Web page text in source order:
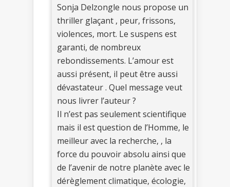
Sonja Delzongle nous propose un
thriller glaçant , peur, frissons,
violences, mort. Le suspens est
garanti, de nombreux
rebondissements. L’amour est
aussi présent, il peut être aussi
dévastateur . Quel message veut
nous livrer l’auteur ?
Il n’est pas seulement scientifique
mais il est question de l’Homme, le
meilleur avec la recherche, , la
force du pouvoir absolu ainsi que
de l’avenir de notre planète avec le
dérèglement climatique, écologie,